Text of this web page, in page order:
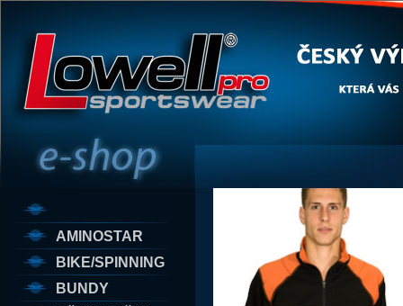
AMINOSTAR
BIKE/SPINNING
BUNDY